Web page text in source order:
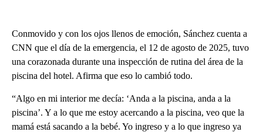
Conmovido y con los ojos llenos de emoción, Sánchez cuenta a
CNN que el día de la emergencia, el 12 de agosto de 2025, tuvo
una corazonada durante una inspección de rutina del área de la
piscina del hotel. Afirma que eso lo cambió todo.
“Algo en mi interior me decía: ‘Anda a la piscina, anda a la
piscina’. Y a lo que me estoy acercando a la piscina, veo que la
mamá está sacando a la bebé. Yo ingreso y a lo que ingreso ya